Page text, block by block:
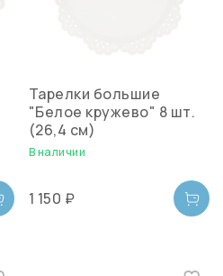
Тарелки большие
"Белое кружево" 8 шт.
(26,4 см)
В наличии
1 150 ₽